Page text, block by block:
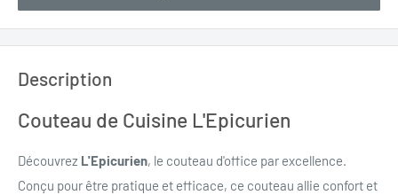
Description
Couteau de Cuisine L'Epicurien
Découvrez L'Epicurien, le couteau d'office par excellence.
Conçu pour être pratique et efficace, ce couteau allie confort et